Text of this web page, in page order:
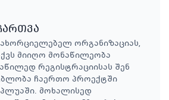
ორგანიზაციას,
მიიღო მონაწილეობა
რეგისტრაციისას შენ
ჩაერთო პროექტში
მოხალისედ